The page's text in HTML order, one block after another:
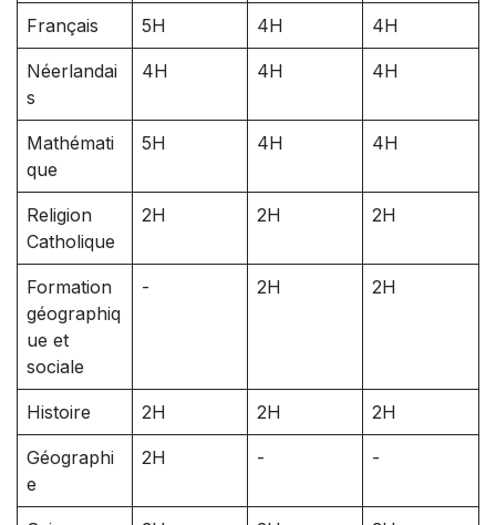
Français 5H 4H 4H
Néerlandai
s
4H 4H 4H
Mathémati
que
5H 4H 4H
Religion
Catholique
2H 2H 2H
Formation
géographiq
ue et
sociale
- 2H 2H
Histoire 2H 2H 2H
Géographi
e
2H - -